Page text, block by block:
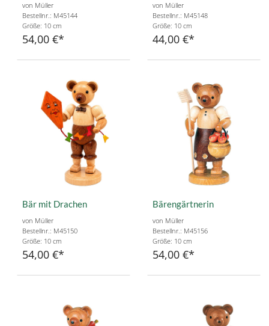
von Müller
Bestellnr.: M45144
Größe: 10 cm
54,00 €
von Müller
Bestellnr.: M45148
Größe: 10 cm
44,00 €
Bär mit Drachen
von Müller
Bestellnr.: M45150
Größe: 10 cm
54,00 €
Bärengärtnerin
von Müller
Bestellnr.: M45156
Größe: 10 cm
54,00 €